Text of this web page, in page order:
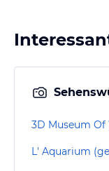
3D Museum Of
L' Aquarium